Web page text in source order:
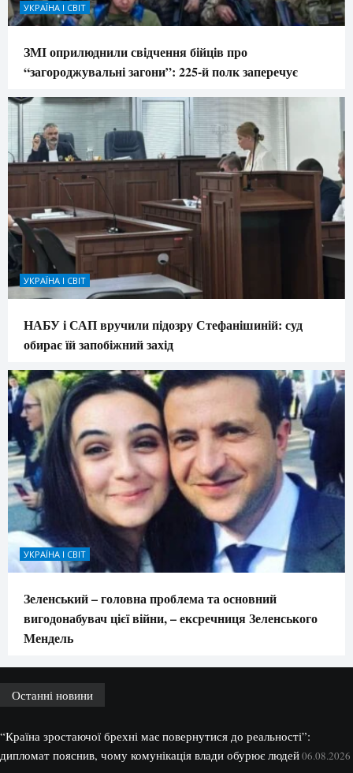
УКРАЇНА І СВІТ
ЗМІ оприлюднили свідчення бійців про
“загороджувальні загони”: 225-й полк заперечує
УКРАЇНА І СВІТ
НАБУ і САП вручили підозру Стефанішиній: суд
обирає їй запобіжний захід
УКРАЇНА І СВІТ
Зеленський – головна проблема та основний
вигодонабувач цієї війни, – ексречниця Зеленського
Мендель
Останні новини
“Країна зростаючої брехні має повернутися до реальності”:
дипломат пояснив, чому комунікація влади обурює людей06.08.2026